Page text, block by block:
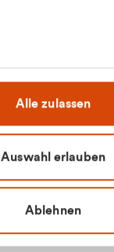
Alle zulassen
Auswahl erlauben
Ablehnen